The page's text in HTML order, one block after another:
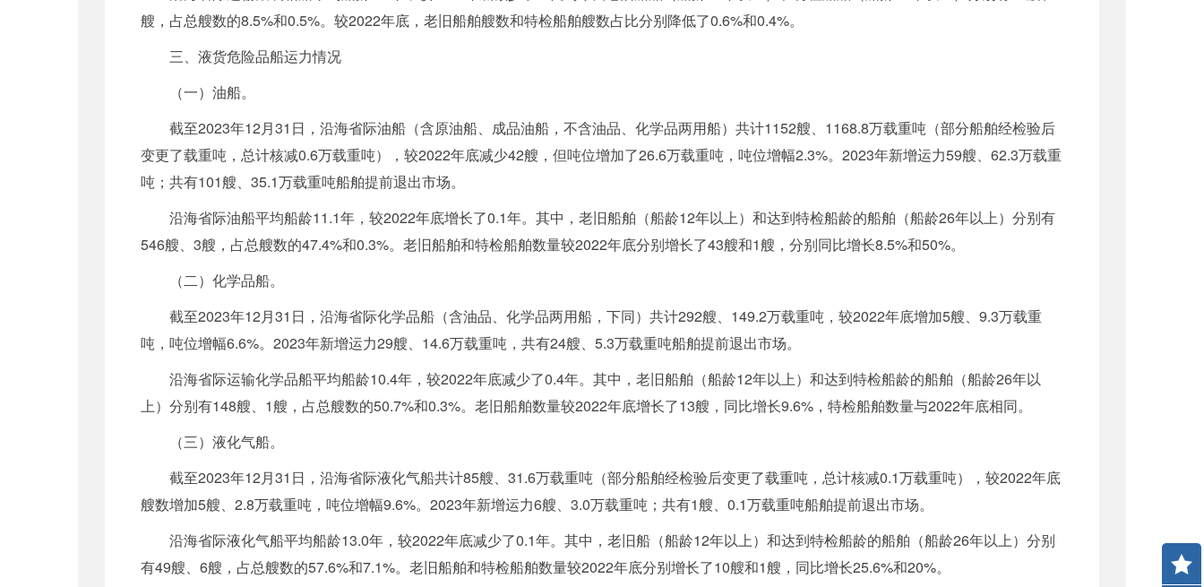
艘，占总艘数的8.5%和0.5%。较2022年底，老旧船舶艘数和特检船舶艘数占比分别降低了0.6%和0.4%。
三、液货危险品船运力情况
（一）油船。
截至2023年12月31日，沿海省际油船（含原油船、成品油船，不含油品、化学品两用船）共计1152艘、1168.8万载重吨（部分船舶经检验后
变更了载重吨，总计核减0.6万载重吨），较2022年底减少42艘，但吨位增加了26.6万载重吨，吨位增幅2.3%。2023年新增运力59艘、62.3万载重
吨；共有101艘、35.1万载重吨船舶提前退出市场。
沿海省际油船平均船龄11.1年，较2022年底增长了0.1年。其中，老旧船舶（船龄12年以上）和达到特检船龄的船舶（船龄26年以上）分别有
546艘、3艘，占总艘数的47.4%和0.3%。老旧船舶和特检船舶数量较2022年底分别增长了43艘和1艘，分别同比增长8.5%和50%。
（二）化学品船。
截至2023年12月31日，沿海省际化学品船（含油品、化学品两用船，下同）共计292艘、149.2万载重吨，较2022年底增加5艘、9.3万载重
吨，吨位增幅6.6%。2023年新增运力29艘、14.6万载重吨，共有24艘、5.3万载重吨船舶提前退出市场。
沿海省际运输化学品船平均船龄10.4年，较2022年底减少了0.4年。其中，老旧船舶（船龄12年以上）和达到特检船龄的船舶（船龄26年以
上）分别有148艘、1艘，占总艘数的50.7%和0.3%。老旧船舶数量较2022年底增长了13艘，同比增长9.6%，特检船舶数量与2022年底相同。
（三）液化气船。
截至2023年12月31日，沿海省际液化气船共计85艘、31.6万载重吨（部分船舶经检验后变更了载重吨，总计核减0.1万载重吨），较2022年底
艘数增加5艘、2.8万载重吨，吨位增幅9.6%。2023年新增运力6艘、3.0万载重吨；共有1艘、0.1万载重吨船舶提前退出市场。
沿海省际液化气船平均船龄13.0年，较2022年底减少了0.1年。其中，老旧船（船龄12年以上）和达到特检船龄的船舶（船龄26年以上）分别
有49艘、6艘，占总艘数的57.6%和7.1%。老旧船舶和特检船舶数量较2022年底分别增长了10艘和1艘，同比增长25.6%和20%。